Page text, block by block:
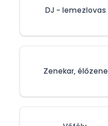
DJ - lemezlovas
Zenekar, élőzene